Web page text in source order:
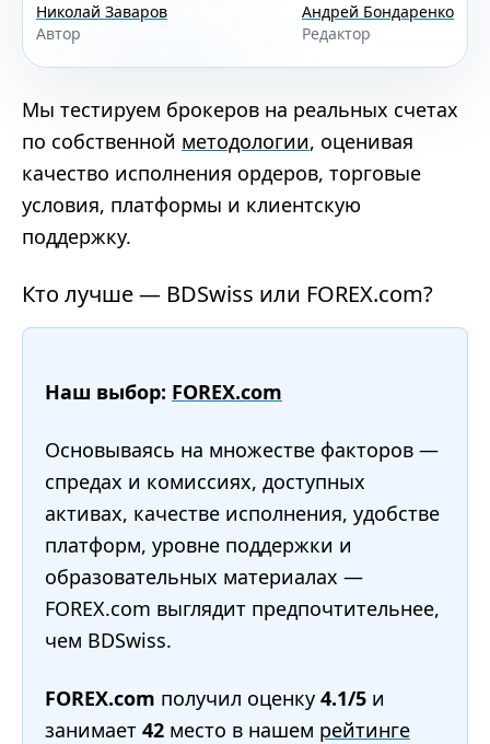
Николай Заваров
Автор
Андрей Бондаренко
Редактор
Мы тестируем брокеров на реальных счетах
по собственной методологии, оценивая
качество исполнения ордеров, торговые
условия, платформы и клиентскую
поддержку.
Кто лучше — BDSwiss или FOREX.com?
Наш выбор: FOREX.com
Основываясь на множестве факторов —
спредах и комиссиях, доступных
активах, качестве исполнения, удобстве
платформ, уровне поддержки и
образовательных материалах —
FOREX.com выглядит предпочтительнее,
чем BDSwiss.
FOREX.com получил оценку 4.1/5 и
занимает 42 место в нашем рейтинге